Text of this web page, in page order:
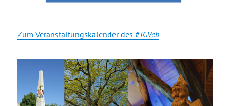
Zum Veranstaltungskalender des #TGVeb